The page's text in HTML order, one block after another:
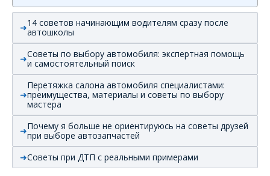
14 советов начинающим водителям сразу после
автошколы
Советы по выбору автомобиля: экспертная помощь
и самостоятельный поиск
Перетяжка салона автомобиля специалистами:
преимущества, материалы и советы по выбору
мастера
Почему я больше не ориентируюсь на советы друзей
при выборе автозапчастей
Советы при ДТП с реальными примерами